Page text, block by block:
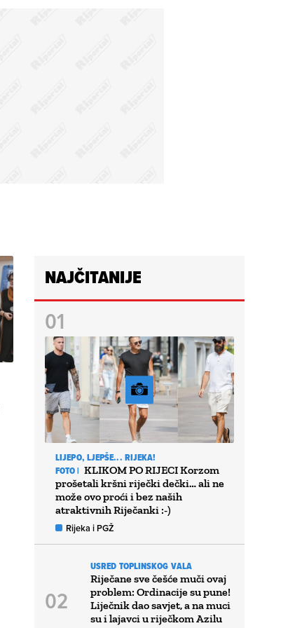
NAJČITANIJE
LIJEPO, LJEPŠE... RIJEKA!
FOTO | KLIKOM PO RIJECI Korzom
prošetali kršni riječki dečki… ali ne
može ovo proći i bez naših
atraktivnih Riječanki :-)
Rijeka i PGŽ
USRED TOPLINSKOG VALA
Riječane sve češće muči ovaj
problem: Ordinacije su pune!
Liječnik dao savjet, a na muci
su i lajavci u riječkom Azilu